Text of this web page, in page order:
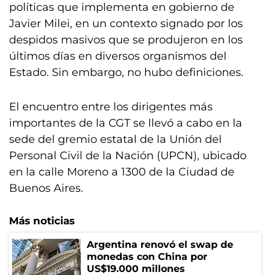
políticas que implementa en gobierno de
Javier Milei, en un contexto signado por los
despidos masivos que se produjeron en los
últimos días en diversos organismos del
Estado. Sin embargo, no hubo definiciones.
El encuentro entre los dirigentes más
importantes de la CGT se llevó a cabo en la
sede del gremio estatal de la Unión del
Personal Civil de la Nación (UPCN), ubicado
en la calle Moreno a 1300 de la Ciudad de
Buenos Aires.
Más noticias
Argentina renovó el swap de
monedas con China por
US$19.000 millones